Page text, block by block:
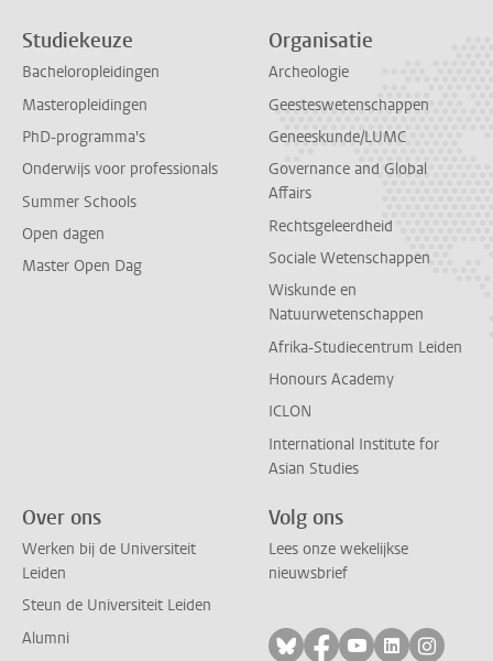
Studiekeuze
Bacheloropleidingen
Masteropleidingen
PhD-programma's
Onderwijs voor professionals
Summer Schools
Open dagen
Master Open Dag
Organisatie
Archeologie
Geesteswetenschappen
Geneeskunde/LUMC
Governance and Global
Affairs
Rechtsgeleerdheid
Sociale Wetenschappen
Wiskunde en
Natuurwetenschappen
Afrika-Studiecentrum Leiden
Honours Academy
ICLON
International Institute for
Asian Studies
Over ons
Werken bij de Universiteit
Leiden
Steun de Universiteit Leiden
Alumni
Volg ons
Lees onze wekelijkse
nieuwsbrief
Volg ons op bluesky
Volg ons op
Volg ons op
Volg ons
Volg